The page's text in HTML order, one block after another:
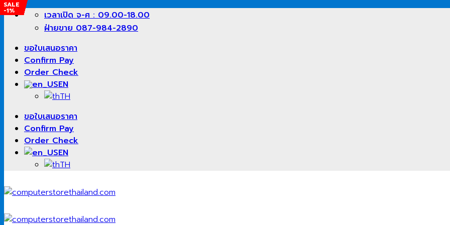
Skip
เวลาเปิด จ-ศ : 09.00-18.00
ฝ่ายขาย 087-984-2890
ขอใบเสนอราคา
Confirm Pay
Order Check
EN
TH
ขอใบเสนอราคา
Confirm Pay
Order Check
EN
TH
SALE
-1%
SALE
-1%
SALE
-3%
SALE
-2%
SALE
-1%
SALE
-%
SALE
-1%
SALE
-1%